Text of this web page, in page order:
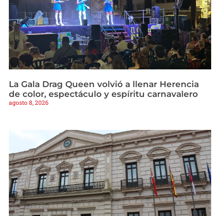
La Gala Drag Queen volvió a llenar Herencia
de color, espectáculo y espíritu carnavalero
agosto 8, 2026